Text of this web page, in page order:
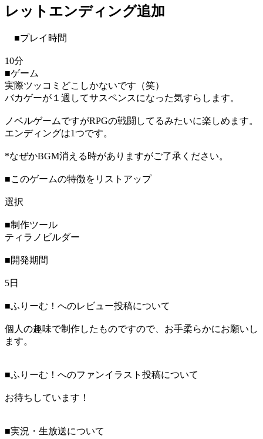
レットエンディング追加
■プレイ時間
10分
■ゲーム
実際ツッコミどこしかないです（笑）
バカゲーが１週してサスペンスになった気すらします。
ノベルゲームですがRPGの戦闘してるみたいに楽しめます。
エンディングは1つです。
*なぜかBGM消える時がありますがご了承ください。
■このゲームの特徴をリストアップ
選択
■制作ツール
ティラノビルダー
■開発期間
5日
■ふりーむ！へのレビュー投稿について
個人の趣味で制作したものですので、お手柔らかにお願いし
ます。
■ふりーむ！へのファンイラスト投稿について
お待ちしています！
■実況・生放送について